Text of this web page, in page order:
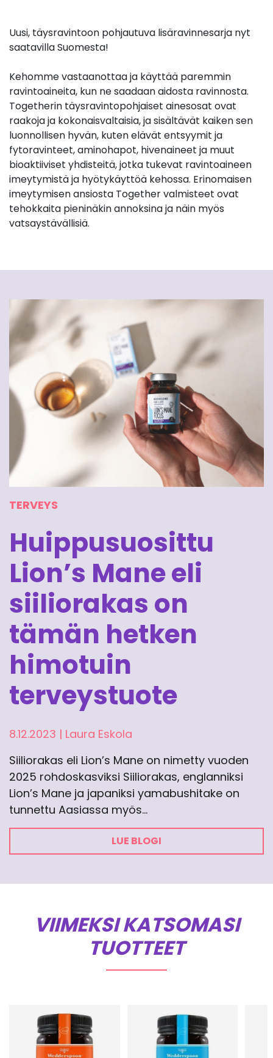
Uusi, täysravintoon pohjautuva lisäravinnesarja nyt
saatavilla Suomesta!
Kehomme vastaanottaa ja käyttää paremmin
ravintoaineita, kun ne saadaan aidosta ravinnosta.
Togetherin täysravintopohjaiset ainesosat ovat
raakoja ja kokonaisvaltaisia, ja sisältävät kaiken sen
luonnollisen hyvän, kuten elävät entsyymit ja
fytoravinteet, aminohapot, hivenaineet ja muut
bioaktiiviset yhdisteitä, jotka tukevat ravintoaineen
imeytymistä ja hyötykäyttöä kehossa. Erinomaisen
imeytymisen ansiosta Together valmisteet ovat
tehokkaita pieninäkin annoksina ja näin myös
vatsaystävällisiä.
TERVEYS
Huippusuosittu
Lion’s Mane eli
siiliorakas on
tämän hetken
himotuin
terveystuote
8.12.2023 | Laura Eskola
Siiliorakas eli Lion’s Mane on nimetty vuoden
2025 rohdoskasviksi Siiliorakas, englanniksi
Lion’s Mane ja japaniksi yamabushitake on
tunnettu Aasiassa myös…
LUE BLOGI
VIIMEKSI KATSOMASI
TUOTTEET